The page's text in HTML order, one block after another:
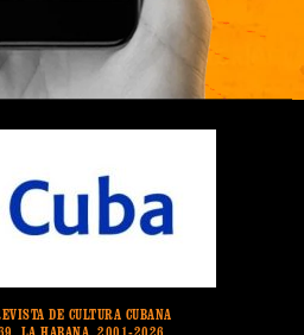
DE CULTURA CUBANA